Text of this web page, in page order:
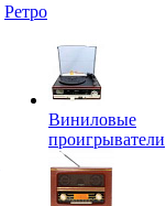
Ретро
Виниловые
проигрыватели